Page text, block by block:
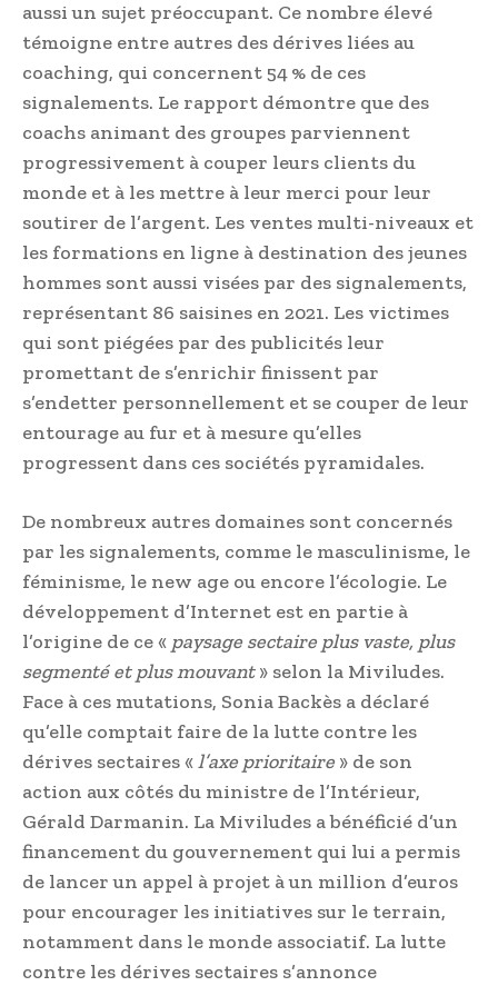
aussi un sujet préoccupant. Ce nombre élevé
témoigne entre autres des dérives liées au
coaching, qui concernent 54 % de ces
signalements. Le rapport démontre que des
coachs animant des groupes parviennent
progressivement à couper leurs clients du
monde et à les mettre à leur merci pour leur
soutirer de l’argent. Les ventes multi-niveaux et
les formations en ligne à destination des jeunes
hommes sont aussi visées par des signalements,
représentant 86 saisines en 2021. Les victimes
qui sont piégées par des publicités leur
promettant de s’enrichir finissent par
s’endetter personnellement et se couper de leur
entourage au fur et à mesure qu’elles
progressent dans ces sociétés pyramidales.
De nombreux autres domaines sont concernés
par les signalements, comme le masculinisme, le
féminisme, le new age ou encore l’écologie. Le
développement d’Internet est en partie à
l’origine de ce « paysage sectaire plus vaste, plus
segmenté et plus mouvant» selon la Miviludes.
Face à ces mutations, Sonia Backès a déclaré
qu’elle comptait faire de la lutte contre les
dérives sectaires «l’axe prioritaire» de son
action aux côtés du ministre de l’Intérieur,
Gérald Darmanin. La Miviludes a bénéficié d’un
financement du gouvernement qui lui a permis
de lancer un appel à projet à un million d’euros
pour encourager les initiatives sur le terrain,
notamment dans le monde associatif. La lutte
contre les dérives sectaires s’annonce